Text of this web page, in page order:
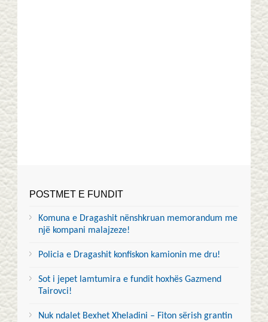
POSTMET E FUNDIT
Komuna e Dragashit nënshkruan memorandum me
një kompani malajzeze!
Policia e Dragashit konfiskon kamionin me dru!
Sot i jepet lamtumira e fundit hoxhës Gazmend
Tairovci!
Nuk ndalet Bexhet Xheladini – Fiton sërish grantin